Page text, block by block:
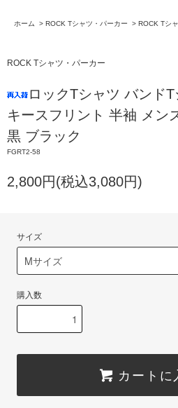
ホーム > ROCK Tシャツ・パーカー > ROCK Tシ
ROCK Tシャツ・パーカー
ロックTシャツ バンド
キースフリント 半袖 メン
黒 ブラック
FGRT2-58
2,800円(税込3,080円)
サイズ
購入数
カートに